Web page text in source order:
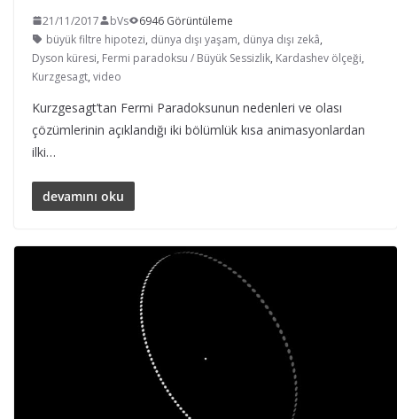
21/11/2017 bVs
6946 Görüntüleme
büyük filtre hipotezi, dünya dışı yaşam, dünya dışı zekâ,
Dyson küresi, Fermi paradoksu / Büyük Sessizlik, Kardashev ölçeği,
Kurzgesagt, video
Kurzgesagt’tan Fermi Paradoksunun nedenleri ve olası
çözümlerinin açıklandığı iki bölümlük kısa animasyonlardan
ilki…
devamını oku